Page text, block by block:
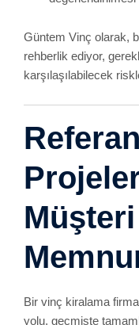
yolu, geçmişte
bildirimlerine
gerçekleşen
Yüksek katlı
cephe işlerine
sağladık.
Endüstriyel
makinelerinin
kritik süreçlerde
gemi yük
Reklam ve
konumlara